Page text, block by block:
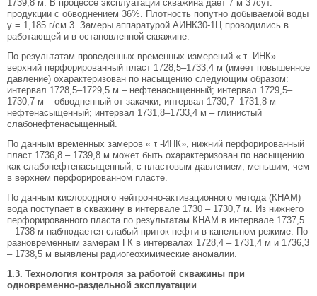
1739,8 м. В процессе эксплуатации скважина дает 7 м 3 /сут.
продукции с обводнением 36%. Плотность попутно добываемой воды
γ = 1,185 г/см 3. Замеры аппаратурой АИНК30-1Ц проводились в
работающей и в остановленной скважине.
По результатам проведенных временных измерений « τ -ИНК»
верхний перфорированный пласт 1728,5–1733,4 м (имеет повышенное
давление) охарактеризован по насыщению следующим образом:
интервал 1728,5–1729,5 м – нефтенасыщенный; интервал 1729,5–
1730,7 м – обводненный от закачки; интервал 1730,7–1731,8 м –
нефтенасыщенный; интервал 1731,8–1733,4 м – глинистый
слабонефтенасыщенный.
По данным временных замеров « τ -ИНК», нижний перфорированный
пласт 1736,8 – 1739,8 м может быть охарактеризован по насыщению
как слабонефтенасыщенный, с пластовым давлением, меньшим, чем
в верхнем перфорированном пласте.
По данным кислородного нейтронно-активационного метода (КНАМ)
вода поступает в скважину в интервале 1730 – 1730,7 м. Из нижнего
перфорированного пласта по результатам КНАМ в интервале 1737,5
– 1738 м наблюдается слабый приток нефти в капельном режиме. По
разновременным замерам ГК в интервалах 1728,4 – 1731,4 м и 1736,3
– 1738,5 м выявлены радиогеохимические аномалии.
1.3. Технология контроля за работой скважины при
одновременно-раздельной эксплуатации